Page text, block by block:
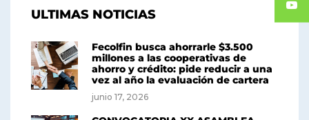
ULTIMAS NOTICIAS
Fecolfin busca ahorrarle $3.500
millones a las cooperativas de
ahorro y crédito: pide reducir a una
vez al año la evaluación de cartera
junio 17, 2026